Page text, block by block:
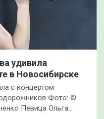
удивила
в Новосибирске
с концертом
Фото: ©
Певица Ольга…